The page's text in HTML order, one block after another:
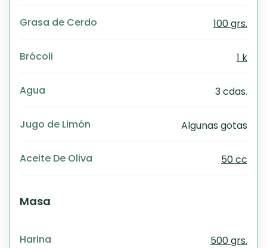
Grasa de Cerdo 100 grs.
Brócoli 1 k
Agua 3 cdas.
Jugo de Limón Algunas gotas
Aceite De Oliva 50 cc
Masa
Harina 500 grs.